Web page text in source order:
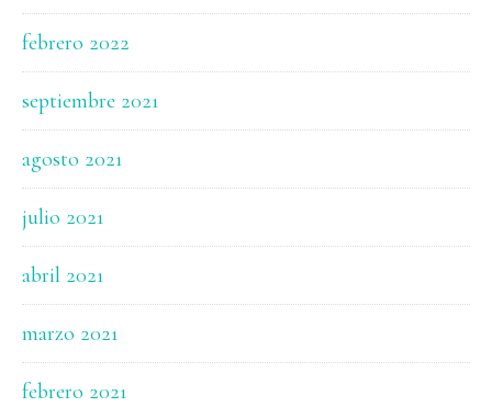
febrero 2022
septiembre 2021
agosto 2021
julio 2021
abril 2021
marzo 2021
febrero 2021